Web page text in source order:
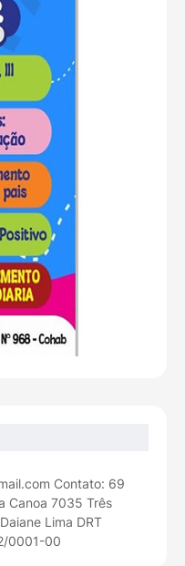
Contato: 69
Canoa 7035 Três
Lima DRT
0001-00